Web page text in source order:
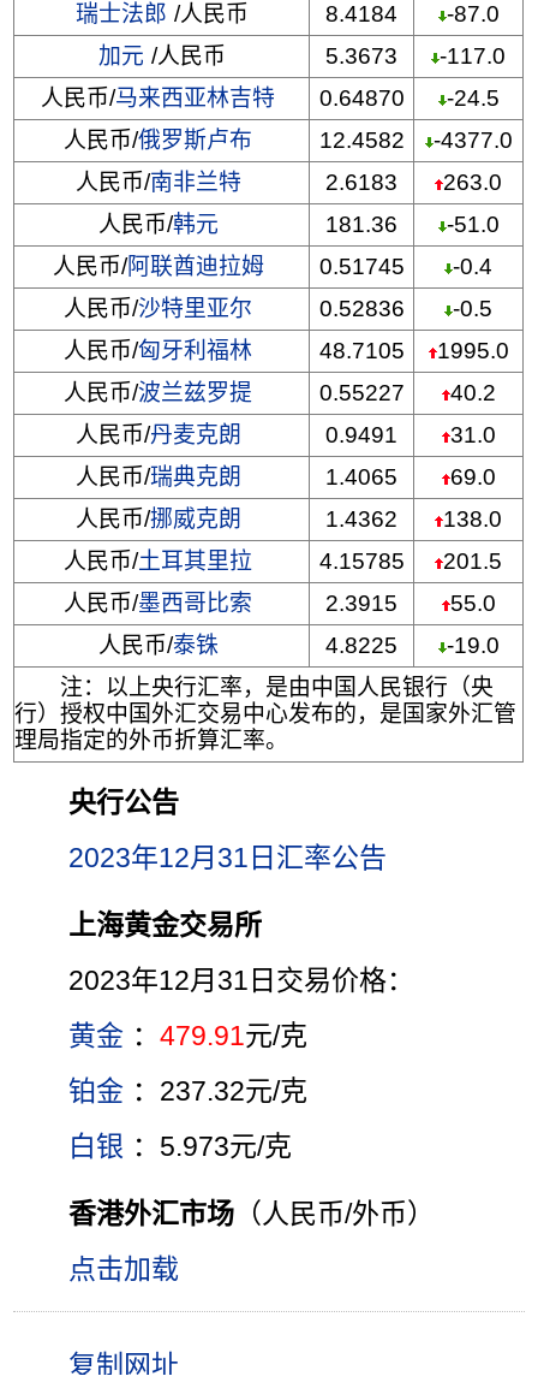
瑞士法郎 /人民币 8.4184
-87.0
加元 /人民币 5.3673
-117.0
人民币/马来西亚林吉特 0.64870
-24.5
人民币/俄罗斯卢布 12.4582
-4377.0
人民币/南非兰特 2.6183
263.0
人民币/韩元 181.36
-51.0
人民币/阿联酋迪拉姆 0.51745
-0.4
人民币/沙特里亚尔 0.52836
-0.5
人民币/匈牙利福林 48.7105
1995.0
人民币/波兰兹罗提 0.55227
40.2
人民币/丹麦克朗 0.9491
31.0
人民币/瑞典克朗 1.4065
69.0
人民币/挪威克朗 1.4362
138.0
人民币/土耳其里拉 4.15785
201.5
人民币/墨西哥比索 2.3915
55.0
人民币/泰铢 4.8225
-19.0
注：以上央行汇率，是由中国人民银行（央
行）授权中国外汇交易中心发布的，是国家外汇管
理局指定的外币折算汇率。
央行公告
2023年12月31日汇率公告
上海黄金交易所
2023年12月31日交易价格：
黄金 ：479.91元/克
铂金 ：237.32元/克
白银 ：5.973元/克
香港外汇市场 （人民币/外币）
点击加载